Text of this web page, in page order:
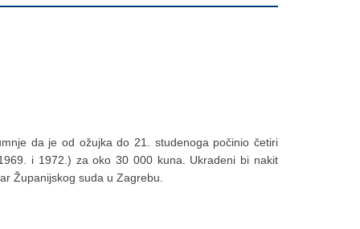
da je od ožujka do 21. studenoga počinio četiri
i 1972.) za oko 30 000 kuna. Ukradeni bi nakit
Županijskog suda u Zagrebu.